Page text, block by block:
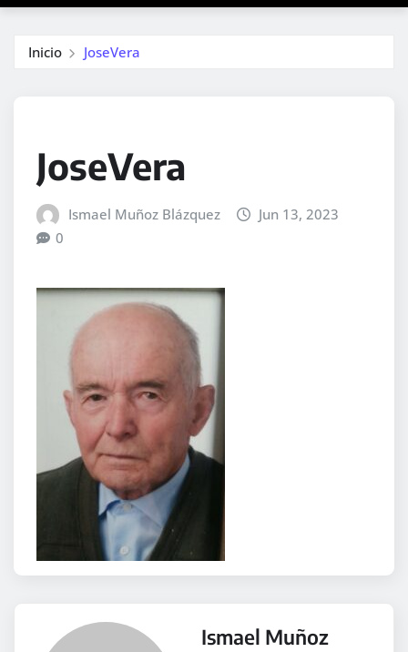
Inicio JoseVera
JoseVera
Ismael Muñoz Blázquez
Jun 13, 2023
0
Ismael Muñoz